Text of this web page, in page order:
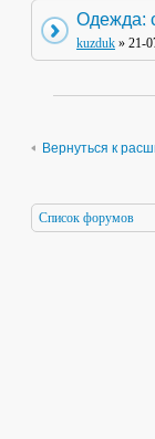
Одежда:
kuzduk » 21-
Вернуться к
Список форумов